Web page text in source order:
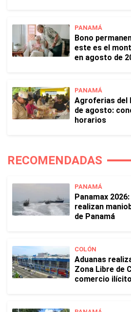
PANAMÁ
Bono
este es el
en agosto de
PANAMÁ
Agroferias del
de agosto:
horarios
RECOMENDADAS
PANAMÁ
Panamax
realizan
de Panamá
COLÓN
Aduanas
Zona Libre de
comercio